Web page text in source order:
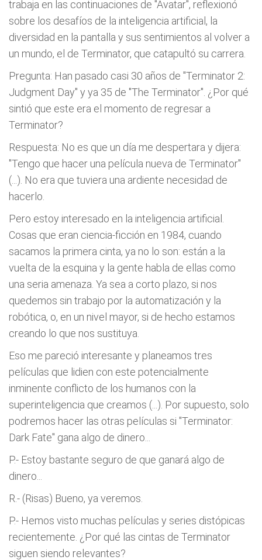
trabaja en las continuaciones de "Avatar", reflexionó
sobre los desafíos de la inteligencia artificial, la
diversidad en la pantalla y sus sentimientos al volver a
un mundo, el de Terminator, que catapultó su carrera.
Pregunta: Han pasado casi 30 años de "Terminator 2:
Judgment Day" y ya 35 de "The Terminator". ¿Por qué
sintió que este era el momento de regresar a
Terminator?
Respuesta: No es que un día me despertara y dijera:
"Tengo que hacer una película nueva de Terminator"
(...). No era que tuviera una ardiente necesidad de
hacerlo.
Pero estoy interesado en la inteligencia artificial.
Cosas que eran ciencia-ficción en 1984, cuando
sacamos la primera cinta, ya no lo son: están a la
vuelta de la esquina y la gente habla de ellas como
una seria amenaza. Ya sea a corto plazo, si nos
quedemos sin trabajo por la automatización y la
robótica, o, en un nivel mayor, si de hecho estamos
creando lo que nos sustituya.
Eso me pareció interesante y planeamos tres
películas que lidien con este potencialmente
inminente conflicto de los humanos con la
superinteligencia que creamos (...). Por supuesto, solo
podremos hacer las otras películas si "Terminator:
Dark Fate" gana algo de dinero...
P.- Estoy bastante seguro de que ganará algo de
dinero...
R.- (Risas) Bueno, ya veremos.
P.- Hemos visto muchas películas y series distópicas
recientemente. ¿Por qué las cintas de Terminator
siguen siendo relevantes?